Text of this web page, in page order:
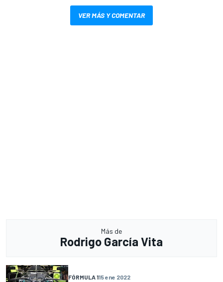
VER MÁS Y COMENTAR
Más de
Rodrigo García Vita
FÓRMULA 115 ene 2022